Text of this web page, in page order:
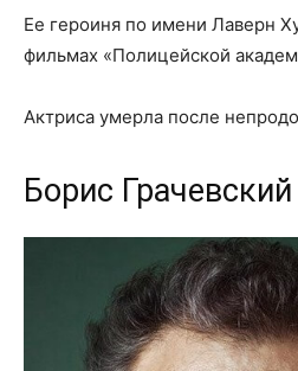
Ее героиня по имени Лаверн
фильмах «Полицейской
Актриса умерла после
Борис Грачевский